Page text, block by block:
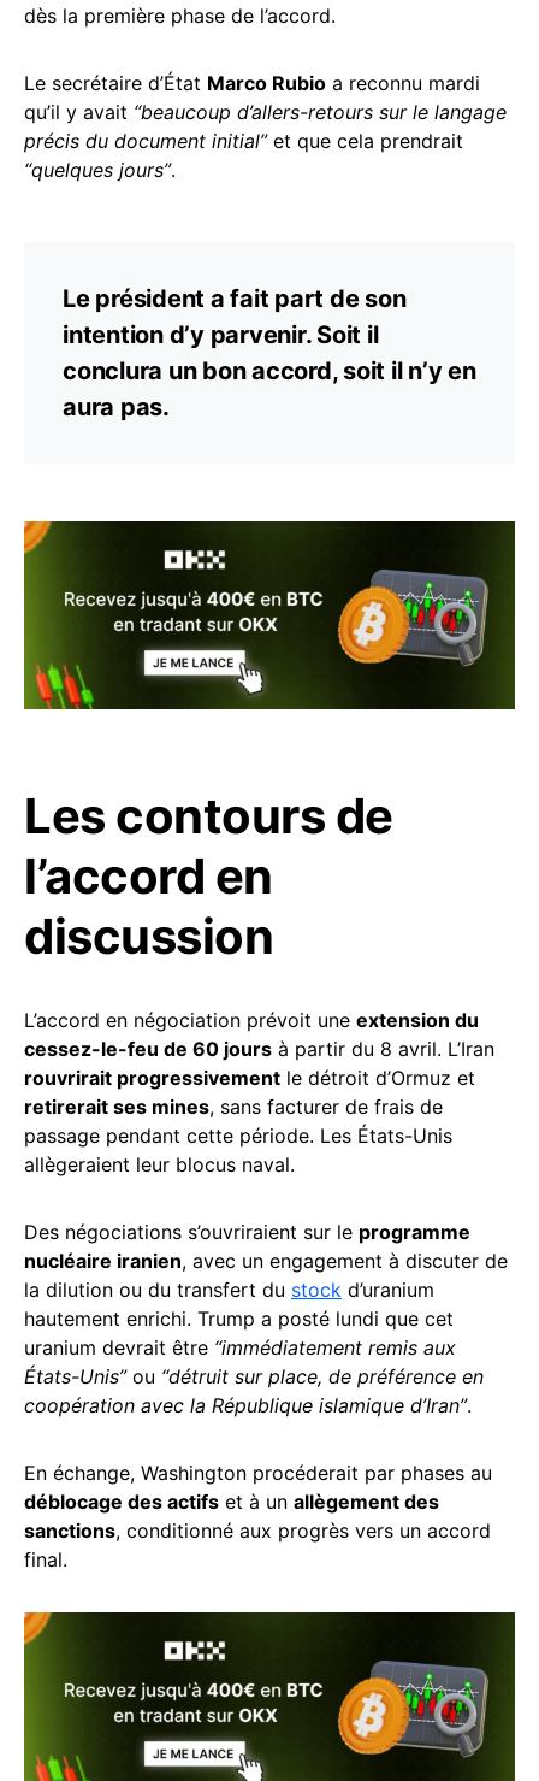
dès la première phase de l’accord.
Le secrétaire d’État Marco Rubio a reconnu mardi
qu’il y avait “beaucoup d’allers-retours sur le langage
précis du document initial”et que cela prendrait
“quelques jours”.
Le président a fait part de son
intention d’y parvenir. Soit il
conclura un bon accord, soit il n’y en
aura pas.
Les contours de
l’accord en
discussion
L’accord en négociation prévoit une extension du
cessez-le-feu de 60 jours à partir du 8 avril. L’Iran
rouvrirait progressivement le détroit d’Ormuz et
retirerait ses mines, sans facturer de frais de
passage pendant cette période. Les États-Unis
allègeraient leur blocus naval.
Des négociations s’ouvriraient sur le programme
nucléaire iranien, avec un engagement à discuter de
la dilution ou du transfert du stock d’uranium
hautement enrichi. Trump a posté lundi que cet
uranium devrait être “immédiatement remis aux
États-Unis”ou “détruit sur place, de préférence en
coopération avec la République islamique d’Iran”.
En échange, Washington procéderait par phases au
déblocage des actifs et à un allègement des
sanctions, conditionné aux progrès vers un accord
final.